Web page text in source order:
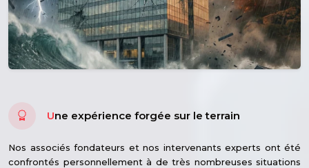
Une expérience forgée sur le terrain
Nos associés fondateurs et nos intervenants experts ont été
confrontés personnellement à de très nombreuses situations